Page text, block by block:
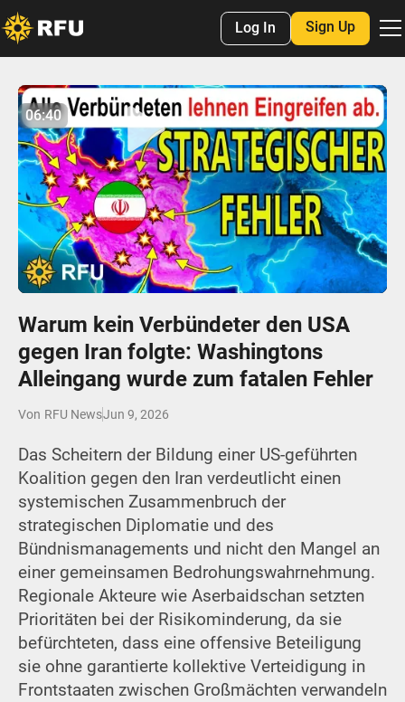
Log In Sign Up
Play
06:40
Mute Settings
Enter
No items found.
06:40
Warum kein Verbündeter den USA
gegen Iran folgte: Washingtons
Alleingang wurde zum fatalen Fehler
Von RFU NewsJun 9, 2026
Das Scheitern der Bildung einer US-geführten
Koalition gegen den Iran verdeutlicht einen
systemischen Zusammenbruch der
strategischen Diplomatie und des
Bündnismanagements und nicht den Mangel an
einer gemeinsamen Bedrohungswahrnehmung.
Regionale Akteure wie Aserbaidschan setzten
Prioritäten bei der Risikominderung, da sie
befürchteten, dass eine offensive Beteiligung
sie ohne garantierte kollektive Verteidigung in
Frontstaaten zwischen Großmächten verwandeln